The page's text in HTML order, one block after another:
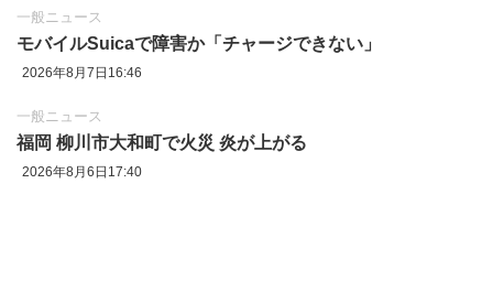
一般ニュース
モバイルSuicaで障害か「チャージできない」
2026年8月7日16:46
一般ニュース
福岡 柳川市大和町で火災 炎が上がる
2026年8月6日17:40